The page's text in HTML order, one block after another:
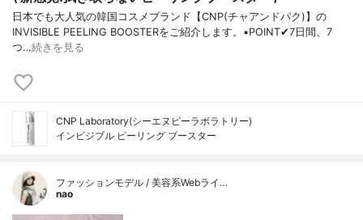
日本でも大人気の韓国コスメブランド【CNP(チャアンドパク)】の
INVISIBLE PEELING BOOSTERをご紹介します。▪️POINT✔︎7日間、7
つ…続きを見る
CNP Laboratory(シーエヌピーラボラトリー)
インビジブル ピーリング ブースター
ファッションモデル / 美容系Webライ…
nao